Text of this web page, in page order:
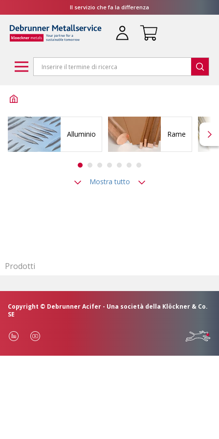
Il servizio che fa la differenza
Alluminio Rame
Mostra tutto
Prodotti
Copyright © Debrunner Acifer - Una società della Klöckner & Co.
SE